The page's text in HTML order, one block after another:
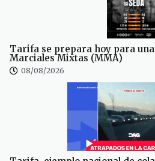
Tarifa se prepara hoy para
Marciales Mixtas (MMA)
08/08/2026